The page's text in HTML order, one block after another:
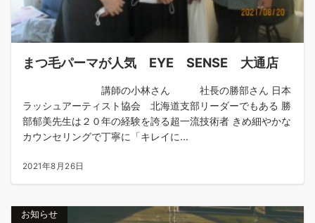
まつ毛パーマが人気 EYE SENSE 大通店
講師の小林さん 社長の勝部さん 日本
ラッシュアーティスト協会 北海道支部リーダーでもある 勝
部郁美先生は２０年の経験を誇る超一流技術者 きめ細やかな
カウンセリングで丁寧に「キレイに...
2021年8月26日
お知らせ